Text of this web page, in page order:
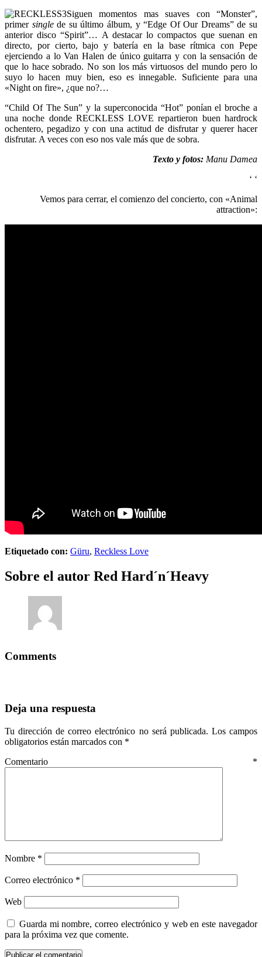
Siguen momentos mas suaves con “Monster”,
primersinglede su último álbum, y “Edge Of Our Dreams” de su
anterior disco “Spirit”… A destacar lo compactos que suenan en
directo, por cierto, bajo y batería en la base rítmica con Pepe
ejerciendo a lo Van Halen de único guitarra y con la sensación de
que lo hace sobrado. No son los más virtuosos del mundo pero lo
suyo lo hacen muy bien, eso es innegable. Suficiente para una
«Night on fire», ¿que no?…
“Child Of The Sun” y la superconocida “Hot” ponían el broche a
una noche donde RECKLESS LOVE repartieron buen hardrock
ochentero, pegadizo y con una actitud de disfrutar y querer hacer
disfrutar. A veces con eso nos vale más que de sobra.
Texto y fotos: Manu Damea
‘ ‘
Vemos para cerrar, el comienzo del concierto, con «Animal
attraction»:
Etiquetado con: Güru, Reckless Love
Sobre el autor Red Hard´n´Heavy
Comments
Deja una respuesta
Tu dirección de correo electrónico no será publicada. Los campos
obligatorios están marcados con *
Comentario *
Nombre *
Correo electrónico *
Web
Guarda mi nombre, correo electrónico y web en este navegador
para la próxima vez que comente.